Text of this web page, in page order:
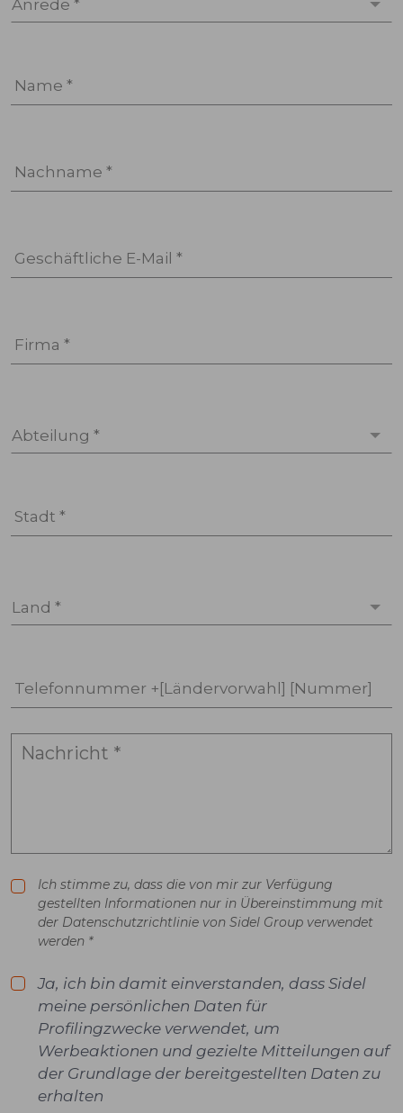
Anrede *
Name *
Nachname *
Geschäftliche E-Mail *
Firma *
Abteilung *
Stadt *
Land *
Telefonnummer +[Ländervorwahl] [Nummer]
Ich stimme zu, dass die von mir zur Verfügung
gestellten Informationen nur in Übereinstimmung mit
der Datenschutzrichtlinie von Sidel Group verwendet
werden *
Ja, ich bin damit einverstanden, dass Sidel
meine persönlichen Daten für
Profilingzwecke verwendet, um
Werbeaktionen und gezielte Mitteilungen auf
der Grundlage der bereitgestellten Daten zu
erhalten